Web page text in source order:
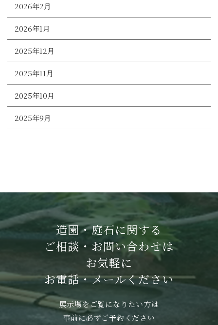
2026年2月
2026年1月
2025年12月
2025年11月
2025年10月
2025年9月
造園・庭石に関する
ご相談・お問い合わせは
お気軽に
お電話・メールください
展示場をご覧になりたい方は
事前に必ずご予約ください